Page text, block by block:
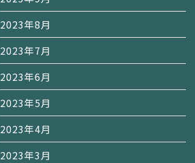
2023年8月
2023年7月
2023年6月
2023年5月
2023年4月
2023年3月